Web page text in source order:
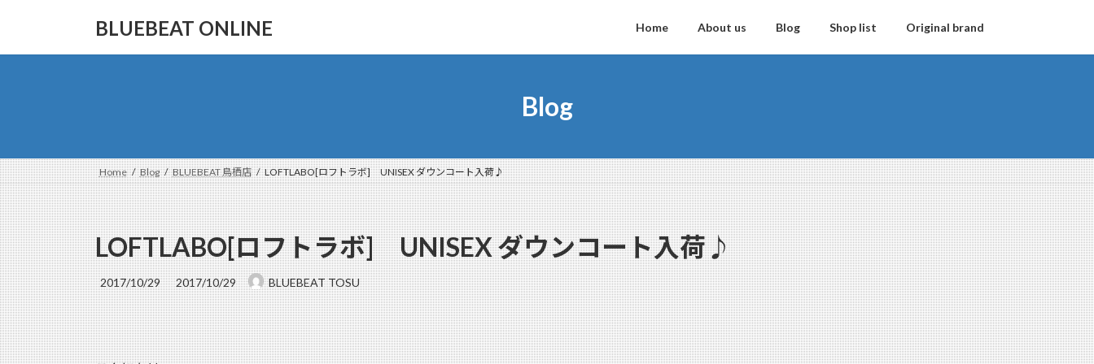
ッ
プ
移
動
BLUEBEAT ONLINE Home About us Blog Shop list Original brand
Blog
Home Blog BLUEBEAT 鳥栖店 LOFTLABO[ロフトラボ] UNISEX ダウンコート入荷♪
LOFTLABO[ロフトラボ] UNISEX ダウンコート入荷♪
2017/10/29
最
終
更
新
日
時
2017/10/29 BLUEBEAT TOSU